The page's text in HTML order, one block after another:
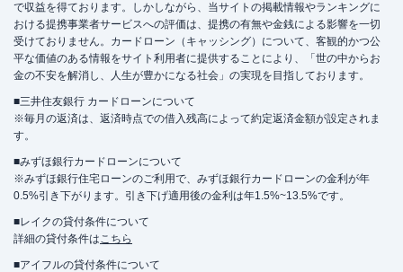
で収益を得ております。しかしながら、当サイトの掲載情報やランキングに
おける提携事業者サービスへの評価は、提携の有無や金銭による影響を一切
受けておりません。カードローン（キャッシング）について、客観的かつ公
平な価値のある情報をサイト利用者に提供することにより、「世の中からお
金の不安を解消し、人生が豊かになる社会」の実現を目指しております。
■三井住友銀行 カードローンについて
※毎月の返済は、返済時点での借入残高によって約定返済金額が設定されま
す。
■みずほ銀行カードローンについて
※みずほ銀行住宅ローンのご利用で、みずほ銀行カードローンの金利が年
0.5%引き下がります。引き下げ適用後の金利は年1.5%~13.5%です。
■レイクの貸付条件について
詳細の貸付条件はこちら
■アイフルの貸付条件について